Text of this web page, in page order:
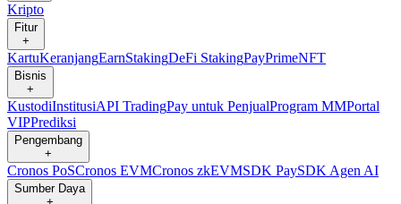
Kripto
Fitur
+
KartuKeranjangEarnStakingDeFi StakingPayPrimeNFT
Bisnis
+
KustodiInstitusiAPI TradingPay untuk PenjualProgram MMPortal
VIPPrediksi
Pengembang
+
Cronos PoSCronos EVMCronos zkEVMSDK PaySDK Agen AI
Sumber Daya